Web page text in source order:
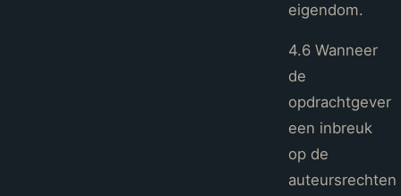
eigendom.
4.6 Wanneer
de
opdrachtgever
een inbreuk
op de
auteursrechten